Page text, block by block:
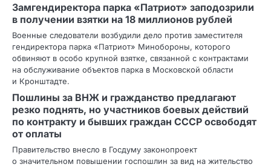
Замгендиректора парка «Патриот» заподозрили
в получении взятки на 18 миллионов рублей
Военные следователи возбудили дело против заместителя
гендиректора парка «Патриот» Минобороны, которого
обвиняют в особо крупной взятке, связанной с контрактами
на обслуживание объектов парка в Московской области
и Кронштадте.
Пошлины за ВНЖ и гражданство предлагают
резко поднять, но участников боевых действий
по контракту и бывших граждан СССР освободят
от оплаты
Правительство внесло в Госдуму законопроект
о значительном повышении госпошлин за вид на жительство